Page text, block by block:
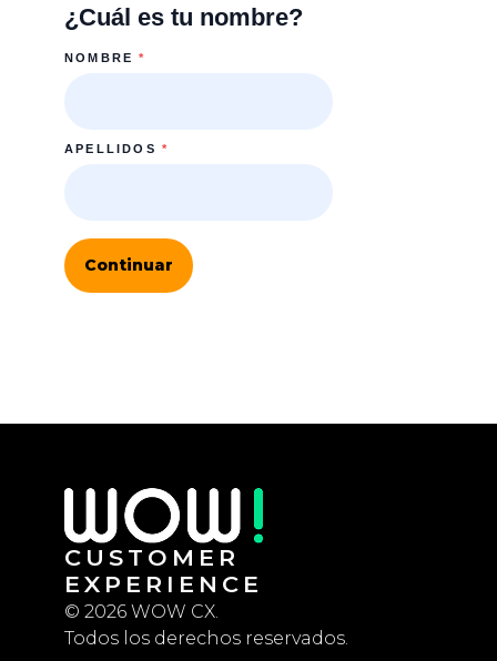
¿Cuál es tu nombre?
NOMBRE*
APELLIDOS *
Continuar
CUSTOMER
EXPERIENCE
© 2026 WOW CX.
Todos los derechos reservados.